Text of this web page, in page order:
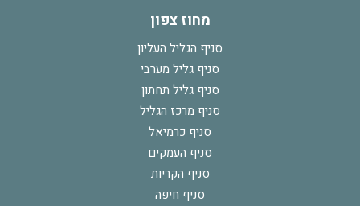
מחוז צפון
סניף הגליל העליון
סניף גליל מערבי
סניף גליל תחתון
סניף מרכז הגליל
סניף כרמיאל
סניף העמקים
סניף הקריות
סניף חיפה